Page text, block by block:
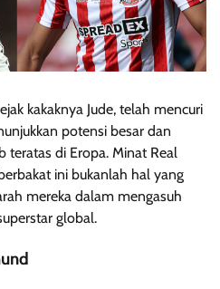
kakaknya Jude, telah mencuri
potensi besar dan
teratas di Eropa. Minat Real
ini bukanlah hal yang
mereka dalam mengasuh
global.